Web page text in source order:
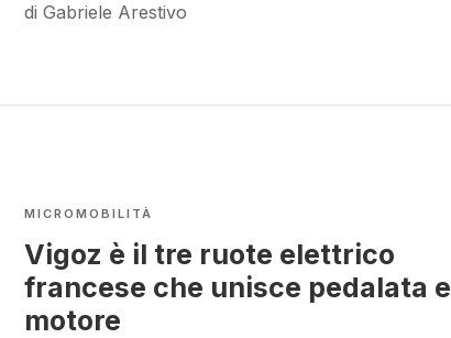
di Gabriele Arestivo
MICROMOBILITÀ
Vigoz è il tre ruote elettrico
francese che unisce pedalata e
motore